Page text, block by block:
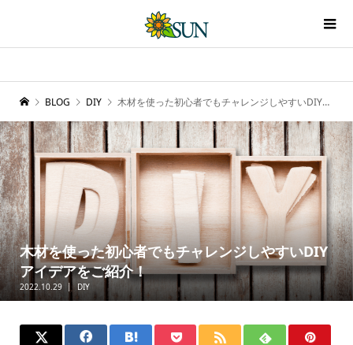
BLOG DIY 木材を使った初心者でもチャレンジしやすいDIYアイデアをご紹介！
木材を使った初心者でもチャレンジしやすいDIY
アイデアをご紹介！
2022.10.29 DIY